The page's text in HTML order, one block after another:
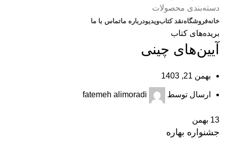
دسته‌بندی محصولات
خانهفروشگاهنقد کتابویدیودرباره‌ ماتماس با ما
بریده‌های کتاب
آیین‌های چینی
بهمن 21, 1403
ارسال توسط fatemeh alimoradi
13 بهمن
جشنواره بهاره